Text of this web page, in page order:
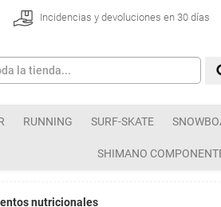
Incidencias y devoluciones en 30 días
RUNNING SURF-SKATE
SHIMANO
nutricionales